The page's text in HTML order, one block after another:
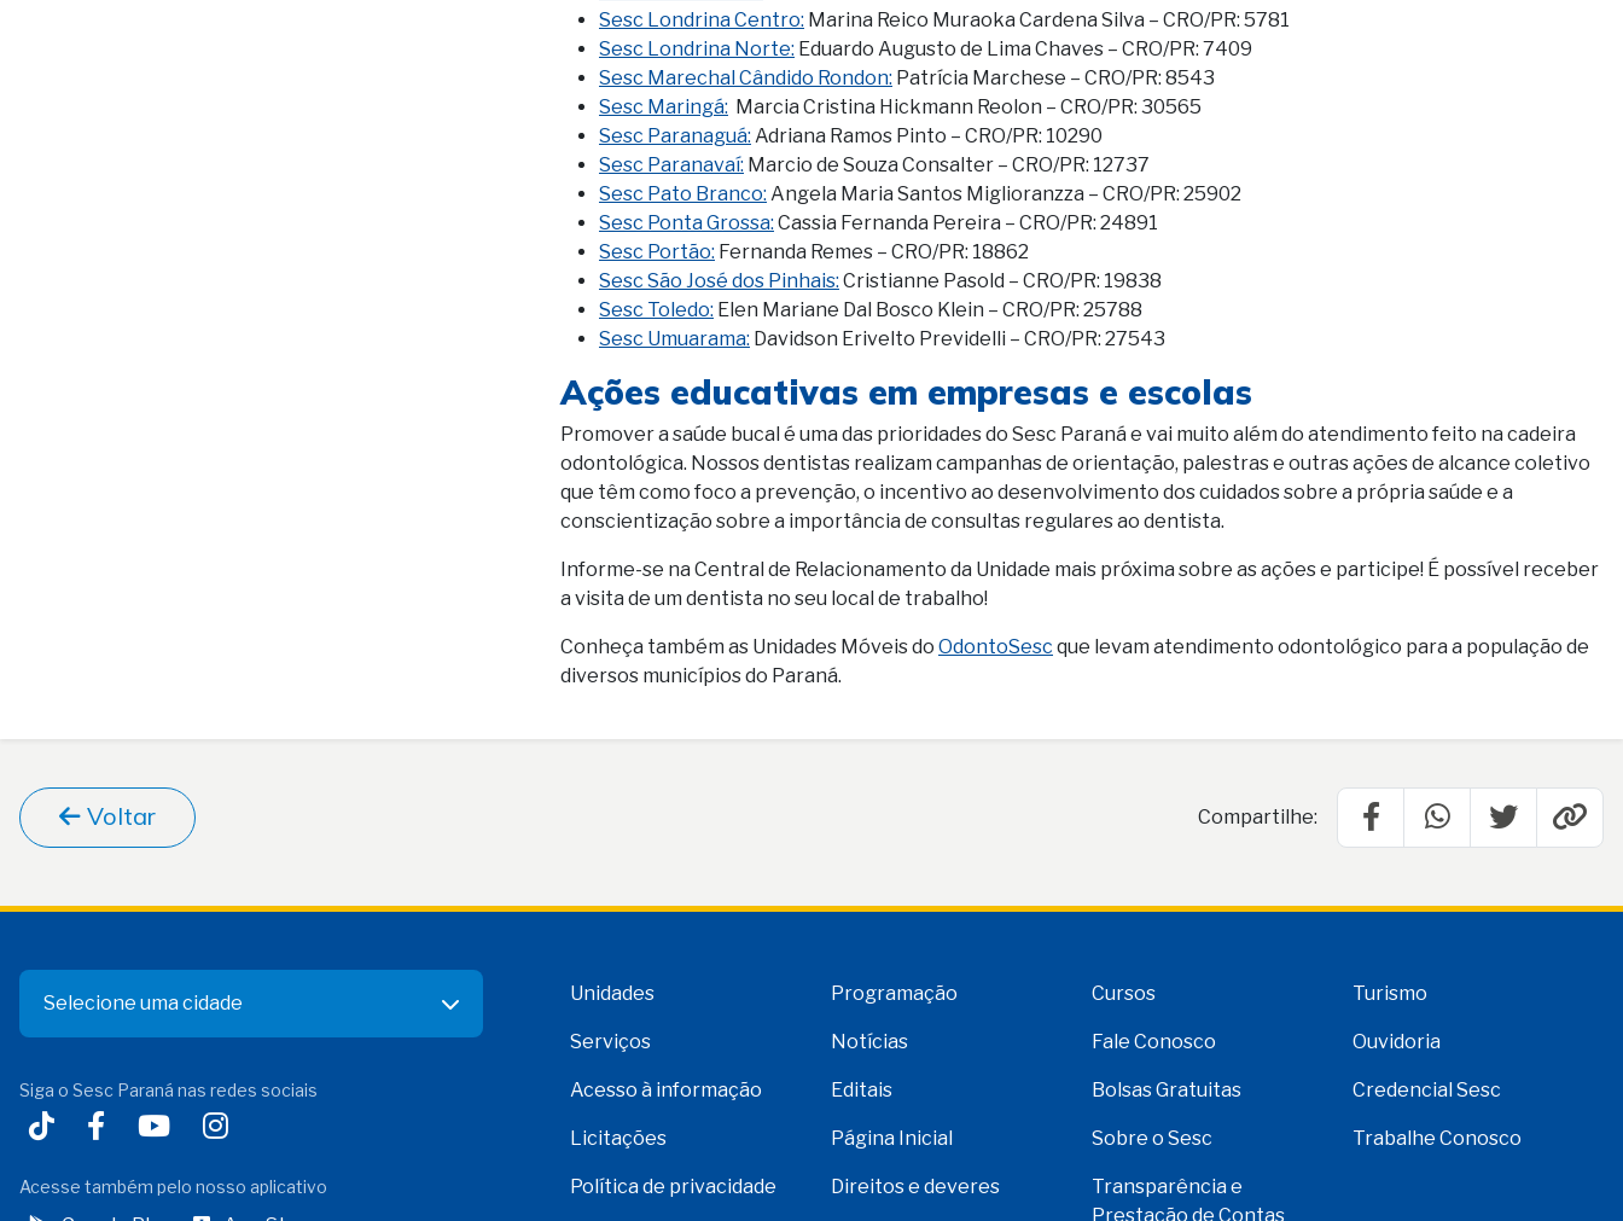
Sesc Londrina Centro: Marina Reico Muraoka Cardena Silva – CRO/PR: 5781
Sesc Londrina Norte: Eduardo Augusto de Lima Chaves – CRO/PR: 7409
Sesc Marechal Cândido Rondon: Patrícia Marchese – CRO/PR: 8543
Sesc Maringá: Marcia Cristina Hickmann Reolon – CRO/PR: 30565
Sesc Paranaguá: Adriana Ramos Pinto – CRO/PR: 10290
Sesc Paranavaí: Marcio de Souza Consalter – CRO/PR: 12737
Sesc Pato Branco: Angela Maria Santos Miglioranzza – CRO/PR: 25902
Sesc Ponta Grossa: Cassia Fernanda Pereira – CRO/PR: 24891
Sesc Portão: Fernanda Remes – CRO/PR: 18862
Sesc São José dos Pinhais: Cristianne Pasold – CRO/PR: 19838
Sesc Toledo: Elen Mariane Dal Bosco Klein – CRO/PR: 25788
Sesc Umuarama: Davidson Erivelto Previdelli – CRO/PR: 27543
Ações educativas em empresas e escolas
Promover a saúde bucal é uma das prioridades do Sesc Paraná e vai muito além do atendimento feito na cadeira
odontológica. Nossos dentistas realizam campanhas de orientação, palestras e outras ações de alcance coletivo
que têm como foco a prevenção, o incentivo ao desenvolvimento dos cuidados sobre a própria saúde e a
conscientização sobre a importância de consultas regulares ao dentista.
Informe-se na Central de Relacionamento da Unidade mais próxima sobre as ações e participe! É possível receber
a visita de um dentista no seu local de trabalho!
Conheça também as Unidades Móveis do OdontoSesc que levam atendimento odontológico para a população de
diversos municípios do Paraná.
Voltar Compartilhe:
Selecione uma cidade
Siga o Sesc Paraná nas redes sociais
Acesse também pelo nosso aplicativo
Unidades Programação Cursos Turismo
Serviços Notícias Fale Conosco Ouvidoria
Acesso à informação Editais Bolsas Gratuitas Credencial Sesc
Licitações Página Inicial Sobre o Sesc Trabalhe Conosco
Política de privacidade Direitos e deveres
Transparência e
Prestação de Contas